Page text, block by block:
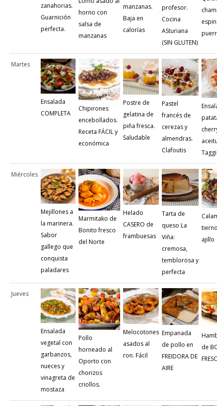
zanahorias.
Guarnición
perfecta.
horno con
salsa de
manzanas
manzanas.
Baja en
calorías
profesor.
Cocina
ASturiana
(SIN GLUTEN)
Martes
Ensalada
COMPLETA
Chipirones
encebollados.
Receta FÁCIL y
económica
Postre de
gelatina de
piña fresca.
Saludable
Pastel
francés de
cerezas y
almendras.
Clafoutis
Miércoles
Mejillones a
la marinera.
Sabor
gallego que
conquista
paladares
Marmitako de
Bonito fresco
del Norte
Helado
CASERO de
frambuesas
Tarta de
queso La
Viña:
cremosa,
temblorosa y
perfecta
ajillo
Jueves
Ensalada
vegetal con
garbanzos,
nueces y
vinagreta de
mostaza
Pollo
horneado al
Oporto con
chorizos
criollos.
Melocotones
asados al
ron. Fácil
Empanada
de pollo en
FREIDORA DE
AIRE
de